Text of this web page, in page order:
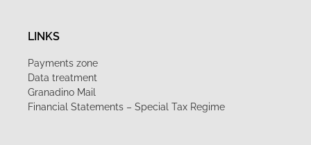
LINKS
Payments zone
Data treatment
Granadino Mail
Financial Statements – Special Tax Regime